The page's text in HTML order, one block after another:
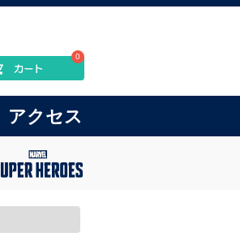
0
アクセス